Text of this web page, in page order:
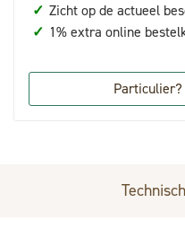
✓ Zicht op de actueel
✓ 1% extra online